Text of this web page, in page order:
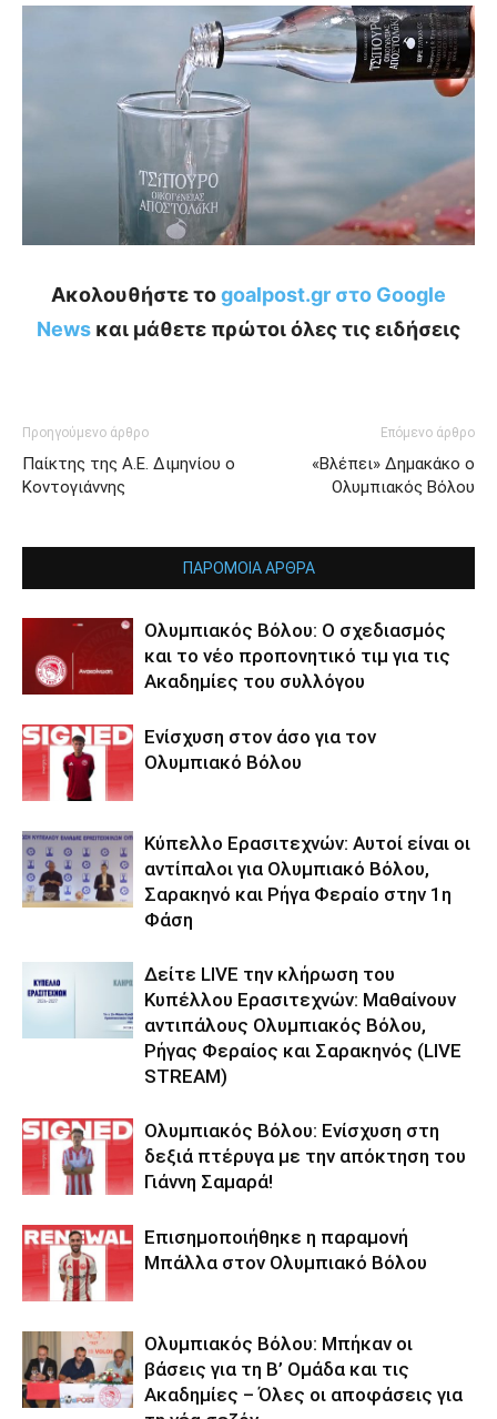
Ακολουθήστε τοgoalpost.gr στο Google
News και μάθετε πρώτοι όλες τις ειδήσεις
Προηγούμενο άρθρο
Παίκτης της Α.Ε. Διμηνίου ο
Κοντογιάννης
Επόμενο άρθρο
«Βλέπει» Δημακάκο ο
Ολυμπιακός Βόλου
ΠΑΡΟΜΟΙΑ ΑΡΘΡΑ
Ολυμπιακός Βόλου: Ο σχεδιασμός
και το νέο προπονητικό τιμ για τις
Ακαδημίες του συλλόγου
Ενίσχυση στον άσο για τον
Ολυμπιακό Βόλου
Κύπελλο Ερασιτεχνών: Αυτοί είναι οι
αντίπαλοι για Ολυμπιακό Βόλου,
Σαρακηνό και Ρήγα Φεραίο στην 1η
Φάση
Δείτε LIVE την κλήρωση του
Κυπέλλου Ερασιτεχνών: Μαθαίνουν
αντιπάλους Ολυμπιακός Βόλου,
Ρήγας Φεραίος και Σαρακηνός (LIVE
STREAM)
Ολυμπιακός Βόλου: Ενίσχυση στη
δεξιά πτέρυγα με την απόκτηση του
Γιάννη Σαμαρά!
Επισημοποιήθηκε η παραμονή
Μπάλλα στον Ολυμπιακό Βόλου
Ολυμπιακός Βόλου: Μπήκαν οι
βάσεις για τη Β’ Ομάδα και τις
Ακαδημίες – Όλες οι αποφάσεις για